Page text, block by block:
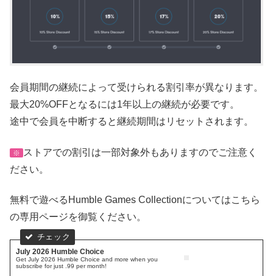
会員期間の継続によって受けられる割引率が異なります。
最大20%OFFとなるには1年以上の継続が必要です。
途中で会員を中断すると継続期間はリセットされます。
※ ストアでの割引は一部対象外もありますのでご注意く
ださい。
無料で遊べるHumble Games Collectionについてはこちら
の専用ページを御覧ください。
July 2026 Humble Choice
Get July 2026 Humble Choice and more when you
subscribe for just .99 per month!